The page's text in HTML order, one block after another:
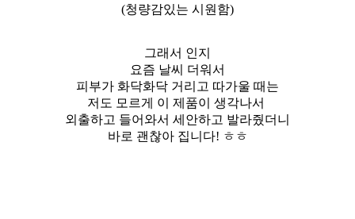
(청량감있는 시원함)
그래서 인지
요즘 날씨 더워서
피부가 화닥화닥 거리고 따가울 때는
저도 모르게 이 제품이 생각나서
외출하고 들어와서 세안하고 발라줬더니
바로 괜찮아 집니다! ㅎㅎ